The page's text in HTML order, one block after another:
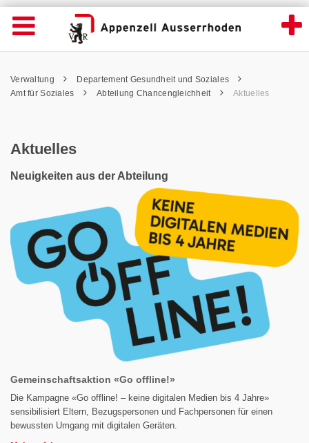
Aktuelles - Appenzell Ausserrhoden
Wichtige
Seiten
Home
Inhalt
Kontakt
Navigation öffnen
Inhalt
Pfadnavigation
Verwaltung
Departement Gesundheit und Soziales
Amt für Soziales
Abteilung Chancengleichheit Aktuelles
Aktuelles
Neuigkeiten aus der Abteilung
Gemeinschaftsaktion «Go offline!»
Die Kampagne «Go offline! – keine digitalen Medien bis 4 Jahre»
sensibilisiert Eltern, Bezugspersonen und Fachpersonen für einen
bewussten Umgang mit digitalen Geräten.